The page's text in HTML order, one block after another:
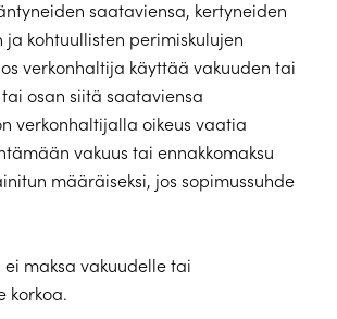
saataviensa, kertyneiden
ja kohtuullisten perimiskulujen
verkonhaltija käyttää vakuuden tai
osan siitä saataviensa
verkonhaltijalla oikeus vaatia
vakuus tai ennakkomaksu
määräiseksi, jos sopimussuhde
ei maksa vakuudelle tai
korkoa.